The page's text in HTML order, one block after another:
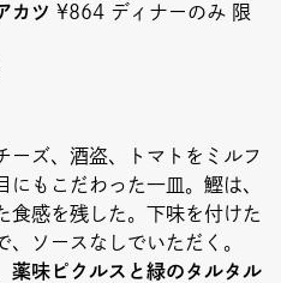
カツ ¥864 ディナーのみ 限
ズ、酒盗、トマトをミルフ
にもこだわった一皿。鰹は、
食感を残した。下味を付けた
ソースなしでいただく。
薬味ピクルスと緑のタルタル